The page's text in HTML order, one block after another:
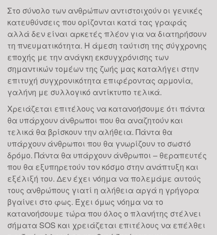
Στο σύνολο των ανθρώπων αντιστοιχούν οι γενικές
κατευθύνσεις που ορίζονται κατά τας γραφάς
αλλά δεν είναι αρκετές πλέον για να διατηρήσουν
τη πνευματικότητα. Η άμεση ταύτιση της σύγχρονης
εποχής με την ανάγκη εκσυγχρόνισης των
σημαντικών τομέων της ζωής μας καταλήγει στην
επιτυχή συγχρονικότητα επιφέροντας αρμονία,
γαλήνη με συλλογικό αντίκτυπο τελικά.
Χρειάζεται επιτέλους να κατανοήσουμε ότι πάντα
θα υπάρχουν άνθρωποι που θα αναζητούν και
τελικά θα βρίσκουν την αλήθεια. Πάντα θα
υπάρχουν άνθρωποι που θα γνωρίζουν το σωστό
δρόμο. Πάντα θα υπάρχουν άνθρωποι – θεραπευτές
που θα εξυπηρετούν τον κόσμο στην ανάπτυξη και
εξέλιξή του. Δεν έχει νόημα να πολεμάμε αυτούς
τους ανθρώπους γιατί η αλήθεια αργά η γρήγορα
βγαίνει στο φως. Έχει όμως νόημα να το
κατανοήσουμε τώρα που όλος ο πλανήτης στέλνει
σήματα SOS και χρειάζεται επιτέλους να επέλθει